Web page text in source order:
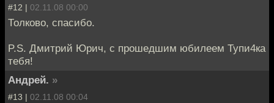
#12 | 02.11.08 00:00
Толково, спасибо.
P.S. Дмитрий Юрич, с прошедшим юбилеем Тупи4ка
тебя!
Андрей. »
#13 | 02.11.08 00:04